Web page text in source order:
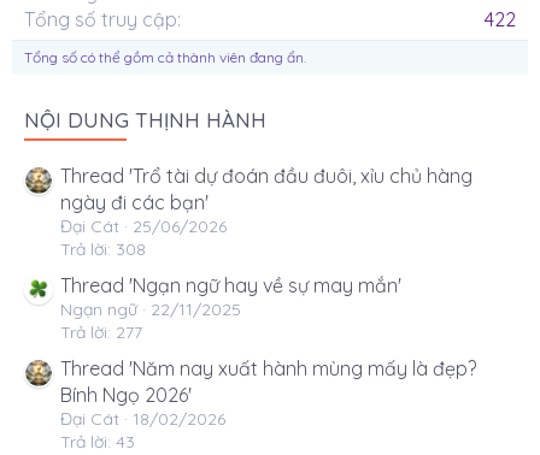
Tổng số truy cập
422
Tổng số có thể gồm cả thành viên đang ẩn.
NỘI DUNG THỊNH HÀNH
Thread 'Trổ tài dự đoán đầu đuôi, xỉu chủ hàng
ngày đi các bạn'
Đại Cát
25/06/2026
Trả lời: 308
Thread 'Ngạn ngữ hay về sự may mắn'
Ngạn ngữ
22/11/2025
Trả lời: 277
Thread 'Năm nay xuất hành mùng mấy là đẹp?
Bính Ngọ 2026'
Đại Cát
18/02/2026
Trả lời: 43